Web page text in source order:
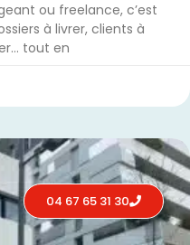
ou freelance, c’est
à livrer, clients à
tout en
04 67 65 31 30